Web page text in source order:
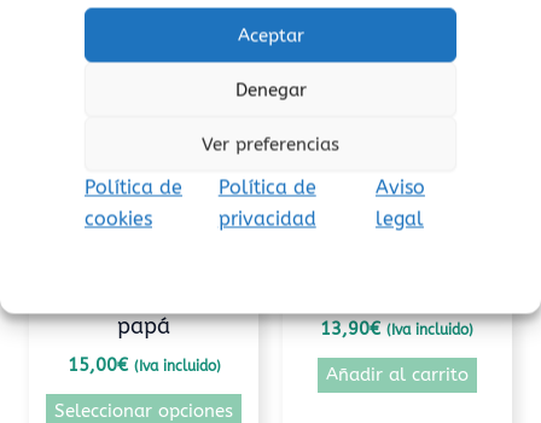
Aceptar
Denegar
Ver preferencias
Política de
cookies
Política de
privacidad
Aviso
legal
papá
15,00€ (Iva incluido)
Seleccionar opciones
Este
producto
múltiples
Las
opciones
se
la
de
13,90€ (Iva incluido)
Añadir al carrito